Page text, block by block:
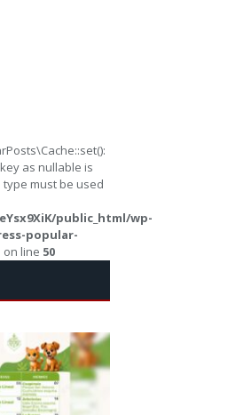
as nullable is
must be used
public_html/wp-
popular-
on line 50